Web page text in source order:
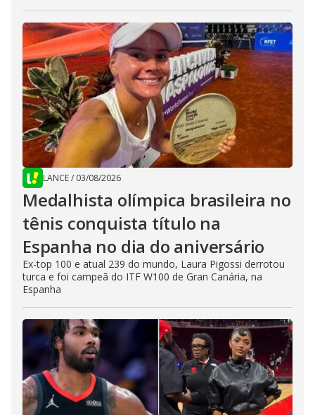
LANCE/ 03/08/2026
Medalhista olímpica brasileira no
tênis conquista título na
Espanha no dia do aniversário
Ex-top 100 e atual 239 do mundo, Laura Pigossi derrotou
turca e foi campeã do ITF W100 de Gran Canária, na
Espanha